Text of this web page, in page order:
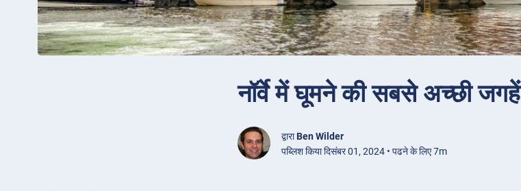
नॉर्वे में घूमने की सबसे अच्छी जगहें
द्वाराBen Wilder
पब्लिश किया दिसंबर 01, 2024 • पढने के लिए 7m